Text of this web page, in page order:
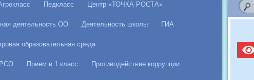
Педкласс Центр «ТОЧКА РОСТА»
деятельность ОО Деятельность школы ГИА
образовательная среда
Прием в 1 класс Противодействие коррупции